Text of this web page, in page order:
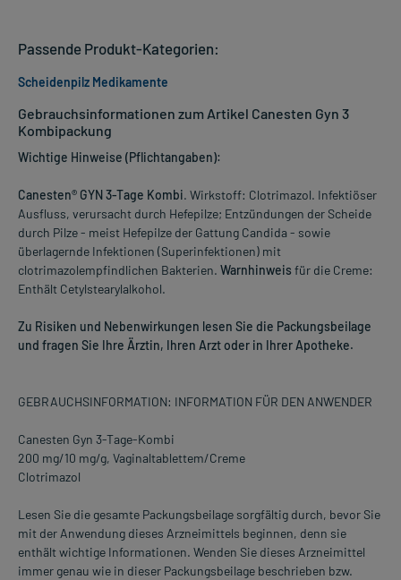
Gebrauchsinformationen zum Artikel Canesten Gyn 3
Kombipackung
Wichtige Hinweise (Pflichtangaben):
Canesten® GYN 3-Tage Kombi. Wirkstoff: Clotrimazol. Infektiöser
Ausfluss, verursacht durch Hefepilze; Entzündungen der Scheide
durch Pilze - meist Hefepilze der Gattung Candida - sowie
überlagernde Infektionen (Superinfektionen) mit
clotrimazolempfindlichen Bakterien. Warnhinweis für die Creme:
Enthält Cetylstearylalkohol.
Zu Risiken und Nebenwirkungen lesen Sie die Packungsbeilage
und fragen Sie Ihre Ärztin, Ihren Arzt oder in Ihrer Apotheke.
GEBRAUCHSINFORMATION: INFORMATION FÜR DEN ANWENDER
Canesten Gyn 3-Tage-Kombi
200 mg/10 mg/g, Vaginaltablettem/Creme
Clotrimazol
Lesen Sie die gesamte Packungsbeilage sorgfältig durch, bevor Sie
mit der Anwendung dieses Arzneimittels beginnen, denn sie
enthält wichtige Informationen. Wenden Sie dieses Arzneimittel
immer genau wie in dieser Packungsbeilage beschrieben bzw.
Passende Produkt-Kategorien:
Scheidenpilz Medikamente